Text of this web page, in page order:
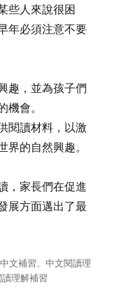
些人來說很困
年必須注意不要
趣，並為孩子們
會。
閱讀材料，以激
的自然興趣。
，家長們在促進
展方面邁出了最
标
签
中文補習、中文閱讀理
理解補習